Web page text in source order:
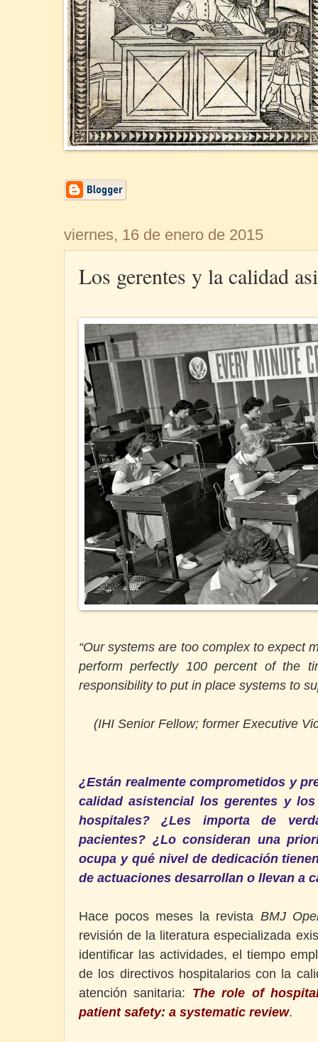
viernes, 16 de enero de 2015
Los gerentes y la calidad
“Our systems are too complex to expect
perform perfectly 100 percent of the
responsibility to put in place systems to
(IHI Senior Fellow; former Executive
¿Están realmente comprometidos y
calidad asistencial los gerentes y
hospitales? ¿Les importa de
pacientes? ¿Lo consideran una
ocupa y qué nivel de dedicación
de actuaciones desarrollan o llevan a
Hace pocos meses la revista BMJ
revisión de la literatura especializada
identificar las actividades, el tiempo
de los directivos hospitalarios con la
atención sanitaria: The role of
patient safety: a systematic review.